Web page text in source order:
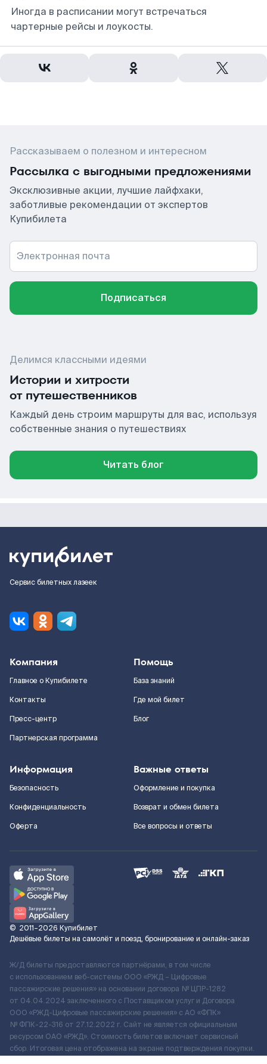
Иногда в расписании могут встречаться
чартерные рейсы и лоукосты.
Рассказываем о полезном и интересном
Рассылка с выгодными предложениями
Эксклюзивные акции, лучшие лайфхаки,
заботливые рекомендации от экспертов
Купибилета
Электронная почта
Подписаться
Делимся классными идеями
Истории и хитрости
от путешественников
Каждый день строим маршруты для вас, используя
собственные знания о путешествиях
Читать блог
Сервис билетных лазеек
Компания
Главное о Купибилете
Контакты
Пресс-центр
Партнерская программа
Помощь
База знаний
Где мой билет
Блог
Информация
Безопасность
Конфиденциальность
Оферта
Важные ответы
Оформление и покупка
Возврат и обмен билета
Все вопросы и ответы
© 2011–2026 Купибилет
Дешёвые билеты на самолёт и поезд, бронирование и онлайн-заказ
Ж/Д билеты предоставляются партнёрами, в том числе
с использованием веб-системы ООО «РЖД – Цифровые
пассажирские решения» на основании договора № ЦПР-1282
от 04.04.2024 заключенного с Поставщиком услуг и Договора
ООО «РЖД-Цифровые пассажирские решения» c АО «ФПК»
№ ФПК-22-316 от 27.12.2022 г. Сайт не является официальным
ресурсом ОАО «РЖД». Стоимость билетов включает сервисный
сбор. Итоговая цена отображена на экране подтверждения покупки.